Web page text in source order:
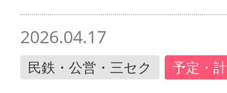
2026.04.17
民鉄・公営・三セク 予定・